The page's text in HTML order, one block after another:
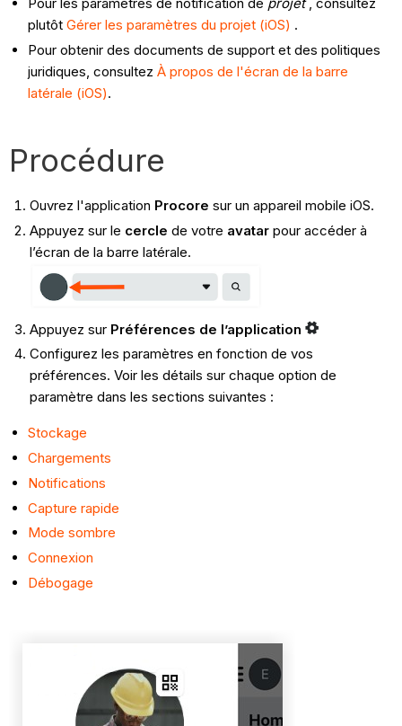
Pour les paramètres de notification de projet, consultez
plutôtGérer les paramètres du projet (iOS) .
Pour obtenir des documents de support et des politiques
juridiques, consultezÀ propos de l'écran de la barre
latérale (iOS).
Procédure
Ouvrez l'application Procore sur un appareil mobile iOS.
Appuyez sur le cercle de votre avatar pour accéder à
l’écran de la barre latérale.
Appuyez sur Préférences de l’application
Configurez les paramètres en fonction de vos
préférences. Voir les détails sur chaque option de
paramètre dans les sections suivantes :
Stockage
Chargements
Notifications
Capture rapide
Mode sombre
Connexion
Débogage